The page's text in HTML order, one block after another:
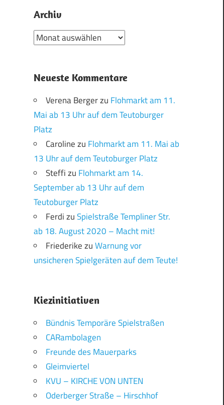
Archiv
Archiv
Neueste Kommentare
Verena Bergerzu Flohmarkt am 11.
Mai ab 13 Uhr auf dem Teutoburger
Platz
Carolinezu Flohmarkt am 11. Mai ab
13 Uhr auf dem Teutoburger Platz
Steffizu Flohmarkt am 14.
September ab 13 Uhr auf dem
Teutoburger Platz
FerdizuSpielstraße Templiner Str.
ab 18. August 2020 – Macht mit!
FriederikezuWarnung vor
unsicheren Spielgeräten auf dem Teute!
Kiezinitiativen
Bündnis Temporäre Spielstraßen
CARambolagen
Freunde des Mauerparks
Gleimviertel
KVU – KIRCHE VON UNTEN
Oderberger Straße – Hirschhof